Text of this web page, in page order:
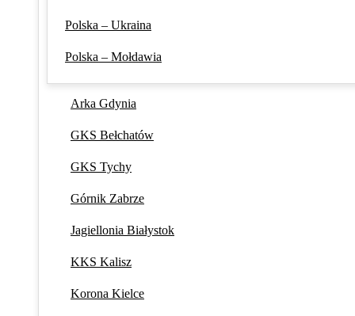
Polska – Ukraina
Polska – Mołdawia
Arka Gdynia
GKS Bełchatów
GKS Tychy
Górnik Zabrze
Jagiellonia Białystok
KKS Kalisz
Korona Kielce